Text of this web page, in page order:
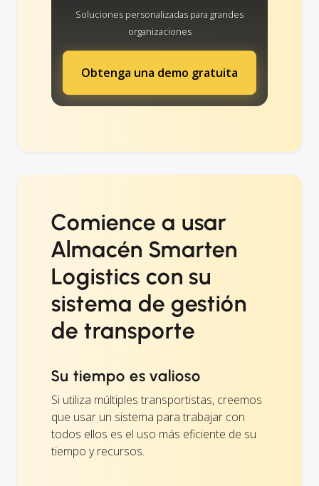
Soluciones personalizadas para grandes
organizaciones
Obtenga una demo gratuita
Comience a usar
Almacén Smarten
Logistics con su
sistema de gestión
de transporte
Su tiempo es valioso
Si utiliza múltiples transportistas, creemos
que usar un sistema para trabajar con
todos ellos es el uso más eficiente de su
tiempo y recursos.